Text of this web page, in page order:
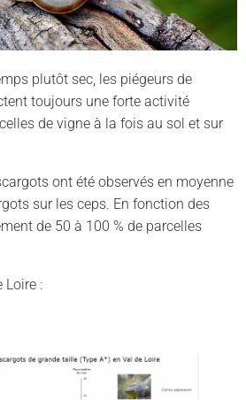
plutôt sec, les piégeurs de
toujours une forte activité
de vigne à la fois au sol et sur
ont été observés en moyenne
sur les ceps. En fonction des
de 50 à 100 % de parcelles
Loire :